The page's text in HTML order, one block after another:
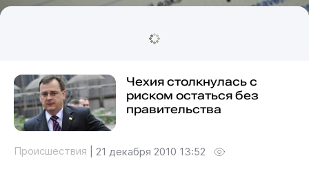
Чехия столкнулась с
риском остаться без
правительства
Происшествия 21 декабря 2010 13:52